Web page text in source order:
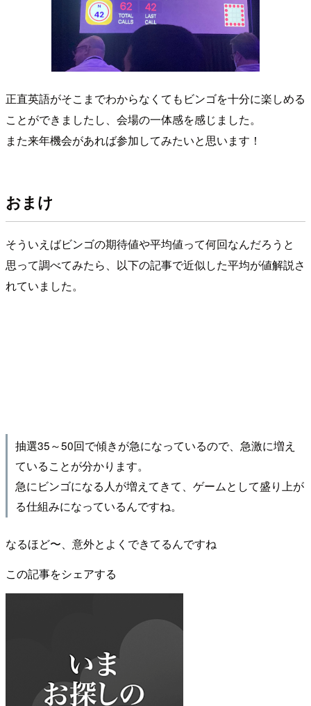
正直英語がそこまでわからなくてもビンゴを十分に楽しめる
ことができましたし、会場の一体感を感じました。
また来年機会があれば参加してみたいと思います！
おまけ
そういえばビンゴの期待値や平均値って何回なんだろうと
思って調べてみたら、以下の記事で近似した平均が値解説さ
れていました。
抽選35～50回で傾きが急になっているので、急激に増え
ていることが分かります。
急にビンゴになる人が増えてきて、ゲームとして盛り上が
る仕組みになっているんですね。
なるほど〜、意外とよくできてるんですね
この記事をシェアする